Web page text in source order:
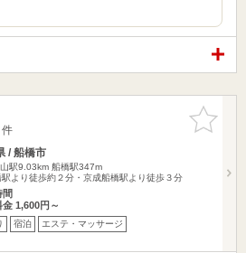
お気に入
りに追加
/ 船橋市
駅9.03km 船橋駅347m
駅より徒歩約２分・京成船橋駅より徒歩３分
間
金 1,600円～
宿泊 エステ・マッサージ